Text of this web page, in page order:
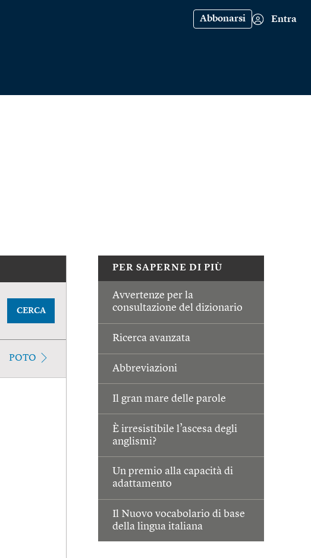
Abbonarsi Entra
PER SAPERNE DI PIÙ
Avvertenze per la
consultazione del dizionario
Ricerca avanzata
Abbreviazioni
Il gran mare delle parole
È irresistibile l’ascesa degli
anglismi?
Un premio alla capacità di
adattamento
Il Nuovo vocabolario di base
della lingua italiana
CERCA
POTO